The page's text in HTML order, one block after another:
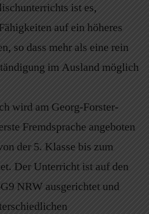
ist es,
auf ein höheres
so dass mehr als eine rein
im Ausland möglich
wird am Georg-Forster-
Fremdsprache angeboten
der 5. Klasse bis zum
Der Unterricht ist auf den
NRW ausgerichtet und